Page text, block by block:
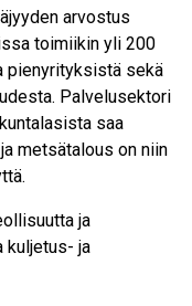
arvostus
toimiikin yli 200
pienyrityksistä sekä
Palvelusektori
saa
metsätalous on niin
ja
kuljetus- ja